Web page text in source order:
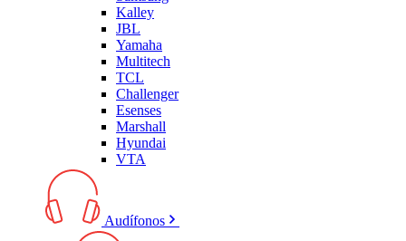
Kalley
JBL
Yamaha
Multitech
TCL
Challenger
Esenses
Marshall
Hyundai
VTA
Audífonos